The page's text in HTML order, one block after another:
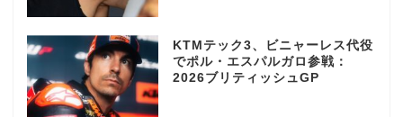
KTMテック3、ビニャーレス代役
でポル・エスパルガロ参戦：
2026ブリティッシュGP